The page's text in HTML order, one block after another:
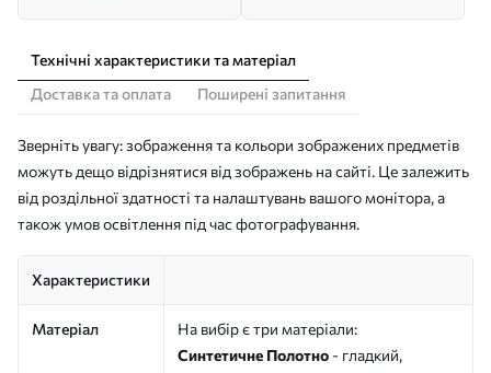
Технічні характеристики та матеріал
Доставка та оплата
Поширені запитання
Зверніть увагу: зображення та кольори зображених предметів
можуть дещо відрізнятися від зображень на сайті. Це залежить
від роздільної здатності та налаштувань вашого монітора, а
також умов освітлення під час фотографування.
Характеристики
Матеріал
На вибір є три матеріали:
Синтетичне Полотно - гладкий,